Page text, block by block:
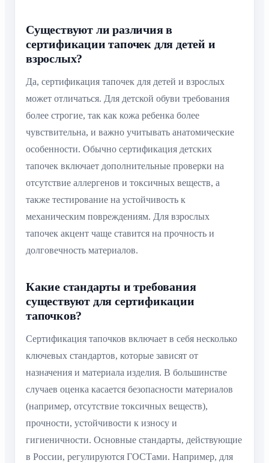
Существуют ли различия в
сертификации тапочек для детей и
взрослых?
Да, сертификация тапочек для детей и взрослых
может отличаться. Для детской обуви требования
более строгие, так как кожа ребенка более
чувствительна, и важно учитывать анатомические
особенности. Обычно сертификация детских
тапочек включает дополнительные проверки на
отсутствие аллергенов и токсичных веществ, а
также тестирование на устойчивость к
механическим повреждениям. Для взрослых
тапочек акцент чаще ставится на прочность и
долговечность материалов.
Какие стандарты и требования
существуют для сертификации
тапочков?
Сертификация тапочков включает в себя несколько
ключевых стандартов, которые зависят от
назначения и материала изделия. В большинстве
случаев оценка касается безопасности материалов
(например, отсутствие токсичных веществ),
прочности, устойчивости к износу и
гигиеничности. Основные стандарты, действующие
в России, регулируются ГОСТами. Например, для